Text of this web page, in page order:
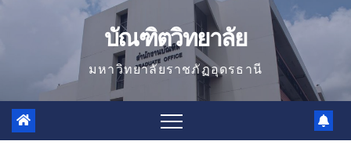
บัณฑิตวิทยาลัย
มหาวิทยาลัยราชภัฏอุดรธานี